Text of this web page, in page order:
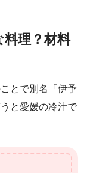
料理？材料
とで別名「伊予
と愛媛の冷汁で